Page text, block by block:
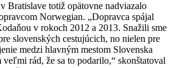
Bratislave totiž opätovne nadviazalo
Norwegian. „Dopravca spájal
v rokoch 2012 a 2013. Snažili sme
slovenských cestujúcich, no nielen pre
medzi hlavným mestom Slovenska
veľmi rád, že sa to podarilo,“ skonštatoval